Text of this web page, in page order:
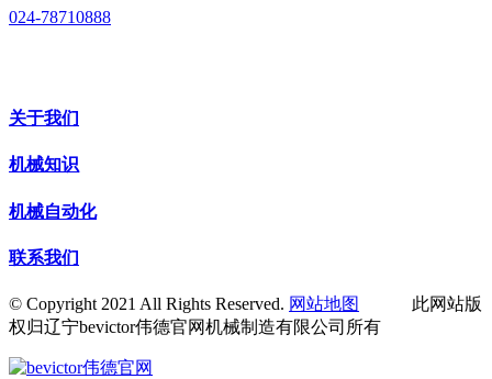
024-78710888
关于我们
机械知识
机械自动化
联系我们
© Copyright 2021 All Rights Reserved. 网站地图
此网站版
权归辽宁bevictor伟德官网机械制造有限公司所有